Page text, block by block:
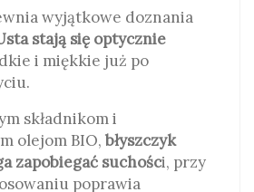
wyjątkowe doznania
stają się optycznie
i miękkie już po
składnikom i
olejom BIO, błyszczyk
zapobiegać suchości, przy
poprawia